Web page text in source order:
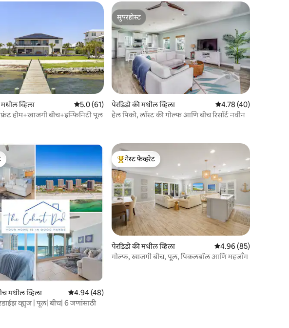
रिव्ह्यूज
व्हिला 5 पैकी 5.0 सरासरी रेटिंग, 61 रिव्ह्यूज
5.0 (61)
होम+खाजगी बीच+इन्फिनिटी पूल
सुपरहोस्ट
सुपरहोस्ट
पेरडिडो की मधील व्हिला 5 पैकी 4.78 सरासरी रेटिंग,
4.78 (40)
हेल पिको, लॉस्ट की गोल्फ आणि बीच रिसॉर्ट नवीन
रिव्ह्यूज
मधील व्हिला 5 पैकी 4.94 सरासरी रेटिंग, 48 रिव्ह्यूज
4.94 (48)
व्ह्यूज | पूल| बीच| 6 जणांसाठी
टॉप गेस्ट फेव्हरेट
गेस्ट फेव्हरेट
पेरडिडो की मधील व्हिला 5 पैकी 4.96 सरासरी रेटिंग,
4.96 (85)
गोल्फ, खाजगी बीच, पूल, पिकलबॉल आणि महजॉंग